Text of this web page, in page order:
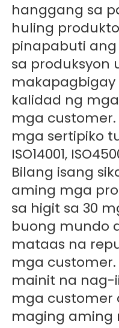
hanggang sa
huling
pinapabuti
sa produksyon
kalidad ng
mga
mga sertipiko
ISO14001,
Bilang isang
aming mga
sa higit sa 30
buong mundo
mataas na
mga
mainit na
mga customer
maging aming